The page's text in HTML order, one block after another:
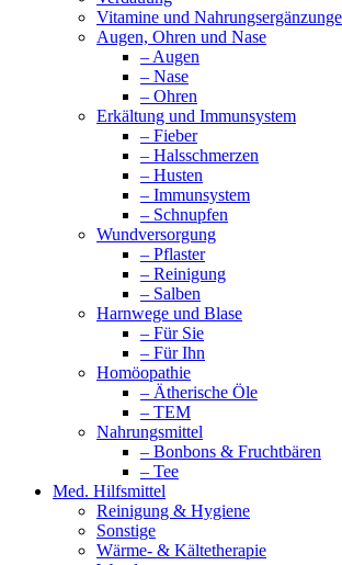
Vitamine und
Augen, Ohren und Nase
– Augen
– Nase
– Ohren
Erkältung und Immunsystem
– Fieber
– Halsschmerzen
– Husten
– Immunsystem
– Schnupfen
Wundversorgung
– Pflaster
– Reinigung
– Salben
Harnwege und Blase
– Für Sie
– Für Ihn
Homöopathie
– Ätherische Öle
– TEM
Nahrungsmittel
– Bonbons & Fruchtbären
– Tee
Med. Hilfsmittel
Reinigung & Hygiene
Sonstige
Wärme- & Kältetherapie